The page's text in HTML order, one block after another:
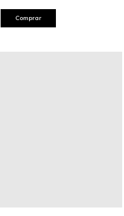
Comprar